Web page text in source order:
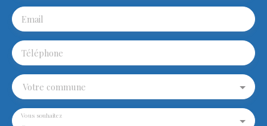
Email
Téléphone
Votre commune
Vous souhaitez